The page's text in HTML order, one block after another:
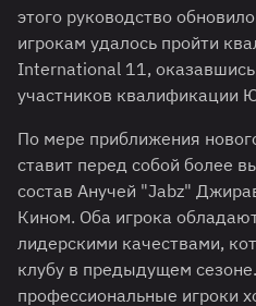
этого руководство
игрокам удалось пройти
International 11,
участников квалификации
По мере приближения
ставит перед собой более
состав Анучей "Jabz"
Кином. Оба игрока
лидерскими качествами,
клубу в предыдущем
профессиональные игроки